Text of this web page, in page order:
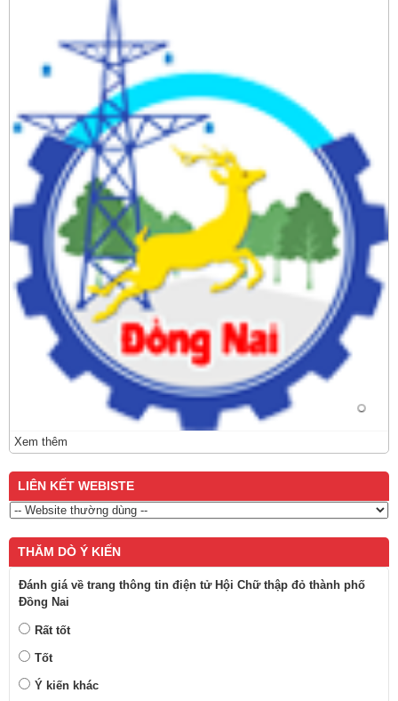
Xem thêm
LIÊN KẾT WEBISTE
THĂM DÒ Ý KIẾN
Đánh giá về trang thông tin điện tử Hội Chữ thập đỏ thành phố
Đồng Nai
Rất tốt
Tốt
Ý kiến khác